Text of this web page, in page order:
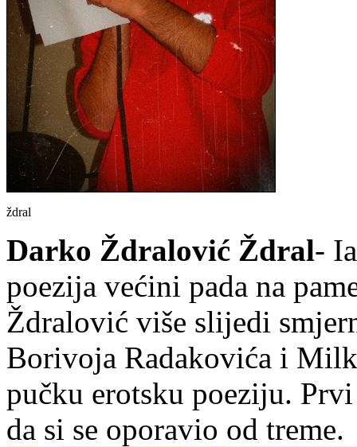
ždral
Darko Ždralović Ždral-
poezija većini pada na
Ždralović više slijedi
Borivoja Radakovića i
pučku erotsku poeziju.
da si se oporavio od treme.